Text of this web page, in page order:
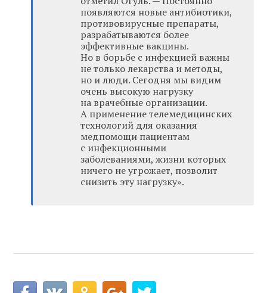
появляются новые антибиотики,
противовирусные препараты,
разрабатываются более
эффективные вакцины.
Но в борьбе с инфекцией важны
не только лекарства и методы,
но и люди. Сегодня мы видим
очень высокую нагрузку
на врачебные организации.
А применение телемедицинских
технологий для оказания
медпомощи пациентам
с инфекционными
заболеваниями, жизни которых
ничего не угрожает, позволит
снизить эту нагрузку».